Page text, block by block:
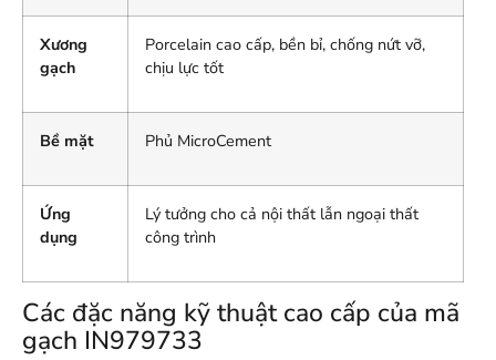
Xương
gạch
Porcelain cao cấp, bền bỉ, chống nứt vỡ,
chịu lực tốt
Bề mặt Phủ MicroCement
Ứng
dụng
Lý tưởng cho cả nội thất lẫn ngoại thất
công trình
Các đặc năng kỹ thuật cao cấp của mã
gạch IN979733